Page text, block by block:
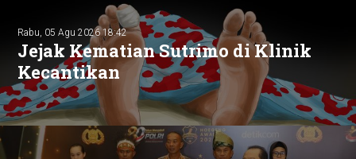
Rabu, 05 Agu 2026 18:42
Jejak Kematian Sutrimo di Klinik
Kecantikan